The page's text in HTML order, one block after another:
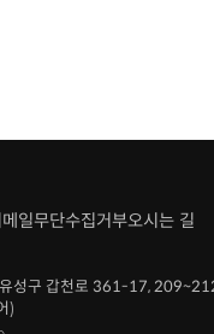
일무단수집거부오시는 길
성구 갑천로 361-17,
)